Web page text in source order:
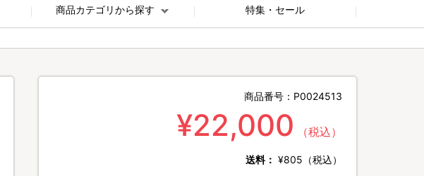
商品カテゴリから探す 特集・セール
商品番号： P0024513
¥22,000 （税込）
送料： ¥805（税込）